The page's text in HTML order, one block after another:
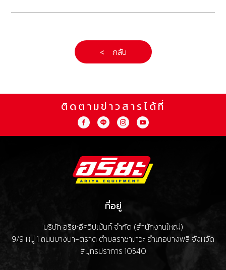
< กลับ
ติดตามข่าวสารได้ที่
ที่อยู่
บริษัท อริยะอีควิปเม้นท์ จำกัด (สำนักงานใหญ่)
9/9 หมู่ 1 ถนนบางนา-ตราด ตำบลราชาเทวะ อำเภอบางพลี จังหวัด
สมุทรปราการ 10540